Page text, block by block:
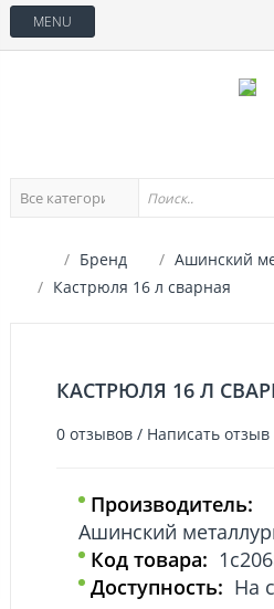
MENU
Бренд
Ашинский
Кастрюля 16 л сварная
КАСТРЮЛЯ 16 Л
0 отзывов / Написать отзыв
Производитель:
Ашинский
Код товара:
Доступность: На